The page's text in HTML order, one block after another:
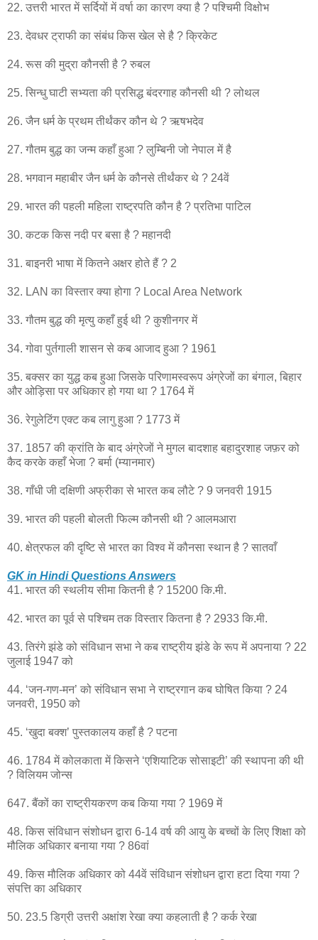
22. उत्तरी भारत में सर्दियों में वर्षा का कारण क्या है ? पश्चिमी विक्षोभ
23. देवधर ट्राफी का संबंध किस खेल से है ? क्रिकेट
24. रूस की मुद्रा कौनसी है ? रुबल
25. सिन्धु घाटी सभ्यता की प्रसिद्ध बंदरगाह कौनसी थी ? लोथल
26. जैन धर्म के प्रथम तीर्थंकर कौन थे ? ऋषभदेव
27. गौतम बुद्ध का जन्म कहाँ हुआ ? लुम्बिनी जो नेपाल में है
28. भगवान महाबीर जैन धर्म के कौनसे तीर्थंकर थे ? 24वें
29. भारत की पहली महिला राष्ट्रपति कौन है ? प्रतिभा पाटिल
30. कटक किस नदी पर बसा है ? महानदी
31. बाइनरी भाषा में कितने अक्षर होते हैं ? 2
32. LAN का विस्तार क्या होगा ? Local Area Network
33. गौतम बुद्ध की मृत्यु कहाँ हुई थी ? कुशीनगर में
34. गोवा पुर्तगाली शासन से कब आजाद हुआ ? 1961
35. बक्सर का युद्ध कब हुआ जिसके परिणामस्वरूप अंग्रेजों का बंगाल, बिहार
और ओड़िसा पर अधिकार हो गया था ? 1764 में
36. रेगुलेटिंग एक्ट कब लागु हुआ ? 1773 में
37. 1857 की क्रांति के बाद अंग्रेजों ने मुगल बादशाह बहादुरशाह जफ़र को
कैद करके कहाँ भेजा ? बर्मा (म्यानमार)
38. गाँधी जी दक्षिणी अफ्रीका से भारत कब लौटे ? 9 जनवरी 1915
39. भारत की पहली बोलती फिल्म कौनसी थी ? आलमआरा
40. क्षेत्रफल की दृष्टि से भारत का विश्व में कौनसा स्थान है ? सातवाँ
GK in Hindi Questions Answers
41. भारत की स्थलीय सीमा कितनी है ? 15200 कि.मी.
42. भारत का पूर्व से पश्चिम तक विस्तार कितना है ? 2933 कि.मी.
43. तिरंगे झंडे को संविधान सभा ने कब राष्ट्रीय झंडे के रूप में अपनाया ? 22
जुलाई 1947 को
44. ‘जन-गण-मन’ को संविधान सभा ने राष्ट्रगान कब घोषित किया ? 24
जनवरी, 1950 को
45. ‘खुदा बक्श’ पुस्तकालय कहाँ है ? पटना
46. 1784 में कोलकाता में किसने ‘एशियाटिक सोसाइटी’ की स्थापना की थी
? विलियम जोन्स
647. बैंकों का राष्ट्रीयकरण कब किया गया ? 1969 में
48. किस संविधान संशोधन द्वारा 6-14 वर्ष की आयु के बच्चों के लिए शिक्षा को
मौलिक अधिकार बनाया गया ? 86वां
49. किस मौलिक अधिकार को 44वें संविधान संशोधन द्वारा हटा दिया गया ?
संपत्ति का अधिकार
50. 23.5 डिग्री उत्तरी अक्षांश रेखा क्या कहलाती है ? कर्क रेखा